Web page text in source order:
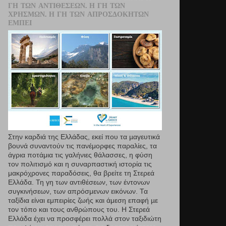
ΓΗ ΤΩΝ ΑΝΤΙΘΈΣΕΩΝ. Η ΓΗ ΤΩΝ
ΧΡΗΣΜΏΝ. Η ΓΗ ΤΩΝ ΑΠΡΟΣΔΌΚΗΤΩΝ
ΕΜΠΕΙ
Στην καρδιά της Ελλάδας, εκεί που τα µαγευτικά
βουνά συναντούν τις πανέμορφες παραλίες, τα
άγρια ποτάμια τις γαλήνιες θάλασσες, η φύση
τον πολιτισμό και η συναρπαστική ιστορία τις
μακρόχρονες παραδόσεις, θα βρείτε τη Στερεά
Ελλάδα. Τη γη των αντιθέσεων, των έντονων
συγκινήσεων, των απρόσμενων εικόνων. Τα
ταξίδια είναι εμπειρίες ζωής και άμεση επαφή µε
τον τόπο και τους ανθρώπους του. Η Στερεά
Ελλάδα έχει να προσφέρει πολλά στον ταξιδιώτη